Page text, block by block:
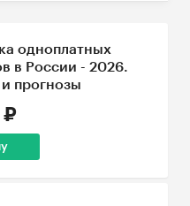
одноплатных
в России - 2026.
прогнозы
₽